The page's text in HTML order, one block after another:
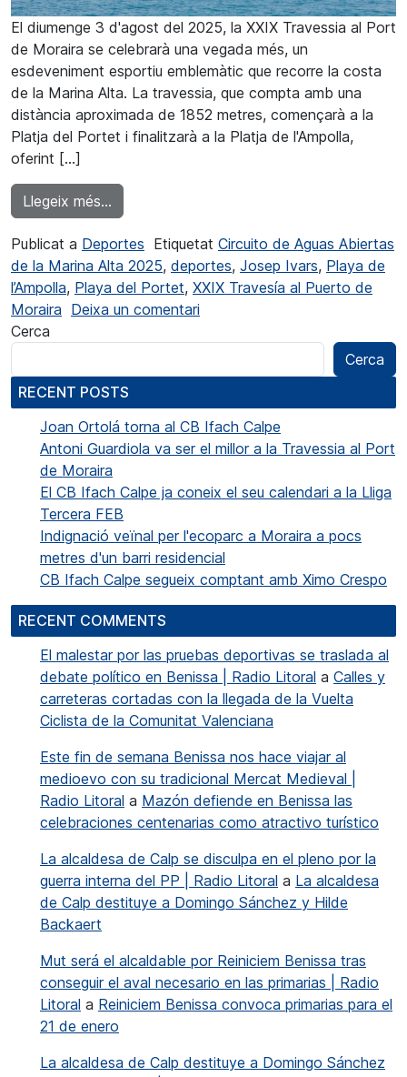
El diumenge 3 d'agost del 2025, la XXIX Travessia al Port
de Moraira se celebrarà una vegada més, un
esdeveniment esportiu emblemàtic que recorre la costa
de la Marina Alta. La travessia, que compta amb una
distància aproximada de 1852 metres, començarà a la
Platja del Portet i finalitzarà a la Platja de l'Ampolla,
oferint […]
Llegeix més…
Publicat a Deportes Etiquetat Circuito de Aguas Abiertas
de la Marina Alta 2025, deportes, Josep Ivars, Playa de
l’Ampolla, Playa del Portet, XXIX Travesía al Puerto de
Moraira Deixa un comentari
Cerca
Cerca
RECENT POSTS
Joan Ortolá torna al CB Ifach Calpe
Antoni Guardiola va ser el millor a la Travessia al Port
de Moraira
El CB Ifach Calpe ja coneix el seu calendari a la Lliga
Tercera FEB
Indignació veïnal per l'ecoparc a Moraira a pocs
metres d'un barri residencial
CB Ifach Calpe segueix comptant amb Ximo Crespo
RECENT COMMENTS
El malestar por las pruebas deportivas se traslada al
debate político en Benissa | Radio Litoral a Calles y
carreteras cortadas con la llegada de la Vuelta
Ciclista de la Comunitat Valenciana
Este fin de semana Benissa nos hace viajar al
medioevo con su tradicional Mercat Medieval |
Radio Litoral a Mazón defiende en Benissa las
celebraciones centenarias como atractivo turístico
La alcaldesa de Calp se disculpa en el pleno por la
guerra interna del PP | Radio Litoral a La alcaldesa
de Calp destituye a Domingo Sánchez y Hilde
Backaert
Mut será el alcaldable por Reiniciem Benissa tras
conseguir el aval necesario en las primarias | Radio
Litoral a Reiniciem Benissa convoca primarias para el
21 de enero
La alcaldesa de Calp destituye a Domingo Sánchez